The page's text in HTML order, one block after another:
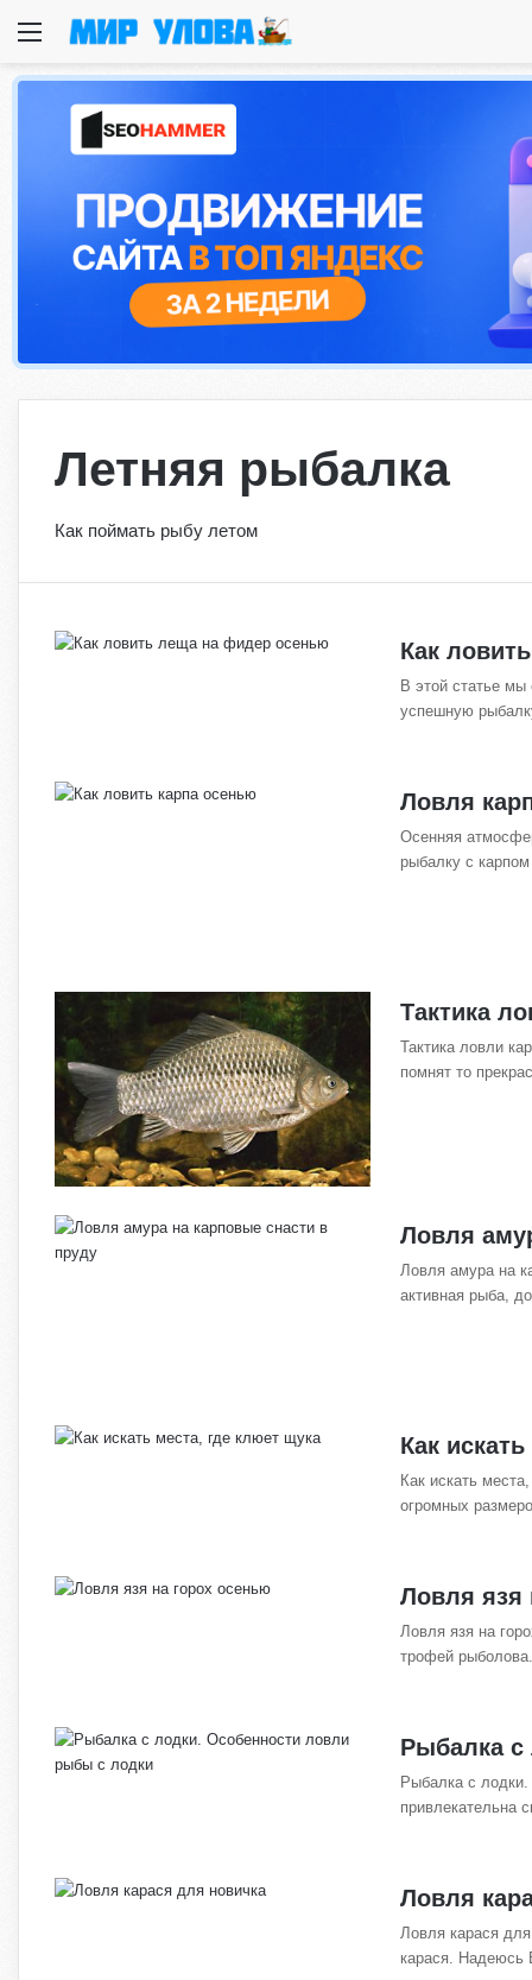
Меню
Летняя рыбалка
Как поймать рыбу летом
Как
В этой статье мы
успешную
Ловля
Осенняя
рыбалку с
Тактика
Тактика ловли
помнят то
Ловля
Ловля амура на
активная рыба,
Как
Как искать
огромных
Ловля язя
Ловля язя на
трофей
Рыбалка
Рыбалка с
привлекательна
Ловля
Ловля карася
карася.